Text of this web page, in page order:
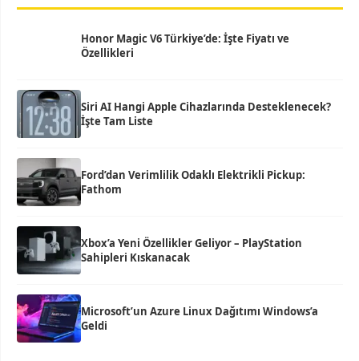
Honor Magic V6 Türkiye’de: İşte Fiyatı ve
Özellikleri
Siri AI Hangi Apple Cihazlarında Desteklenecek?
İşte Tam Liste
Ford’dan Verimlilik Odaklı Elektrikli Pickup:
Fathom
Xbox’a Yeni Özellikler Geliyor – PlayStation
Sahipleri Kıskanacak
Microsoft’un Azure Linux Dağıtımı Windows’a
Geldi